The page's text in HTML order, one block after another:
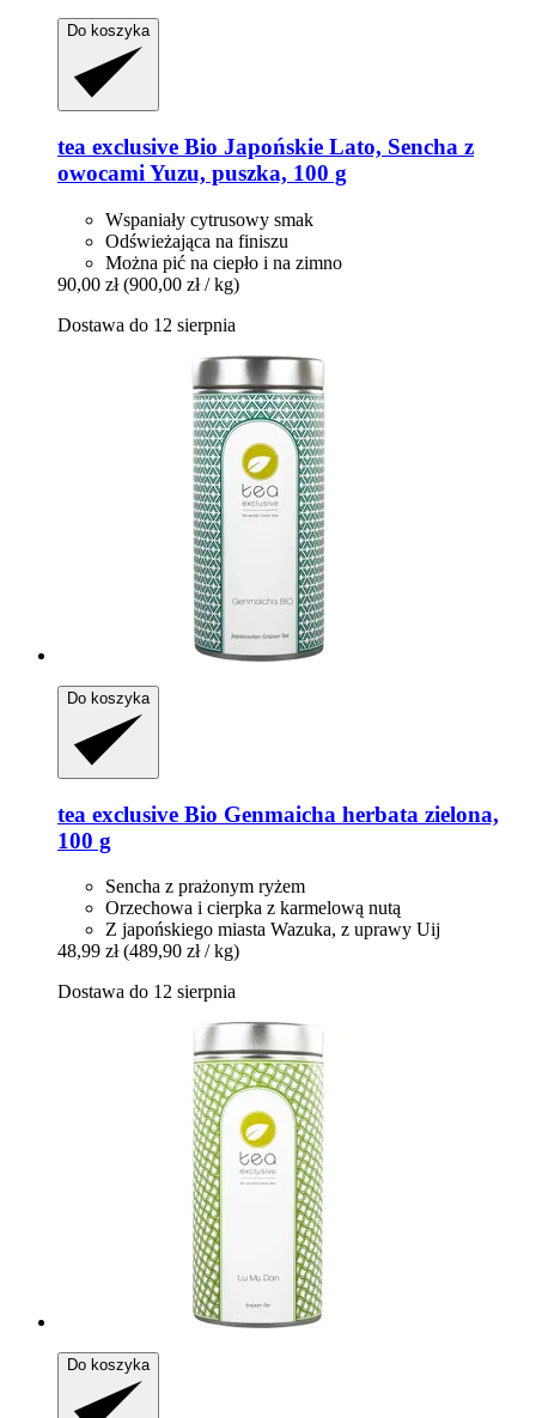
Do koszyka
tea exclusive Bio Japońskie Lato, Sencha z
owocami Yuzu, puszka, 100 g
Wspaniały cytrusowy smak
Odświeżająca na finiszu
Można pić na ciepło i na zimno
90,00 zł (900,00 zł / kg)
Dostawa do 12 sierpnia
Do koszyka
tea exclusive Bio Genmaicha herbata zielona,
100 g
Sencha z prażonym ryżem
Orzechowa i cierpka z karmelową nutą
Z japońskiego miasta Wazuka, z uprawy Uij
48,99 zł (489,90 zł / kg)
Dostawa do 12 sierpnia
Do koszyka